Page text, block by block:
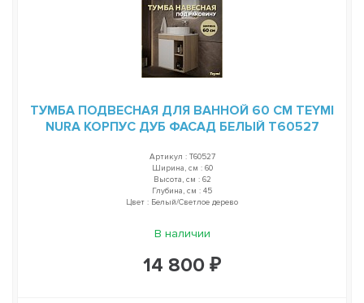
ТУМБА ПОДВЕСНАЯ ДЛЯ ВАННОЙ 60 СМ TEYMI
NURA КОРПУС ДУБ ФАСАД БЕЛЫЙ T60527
Артикул : T60527
Ширина, см : 60
Высота, см : 62
Глубина, см : 45
Цвет : Белый/Светлое дерево
В наличии
14 800 ₽